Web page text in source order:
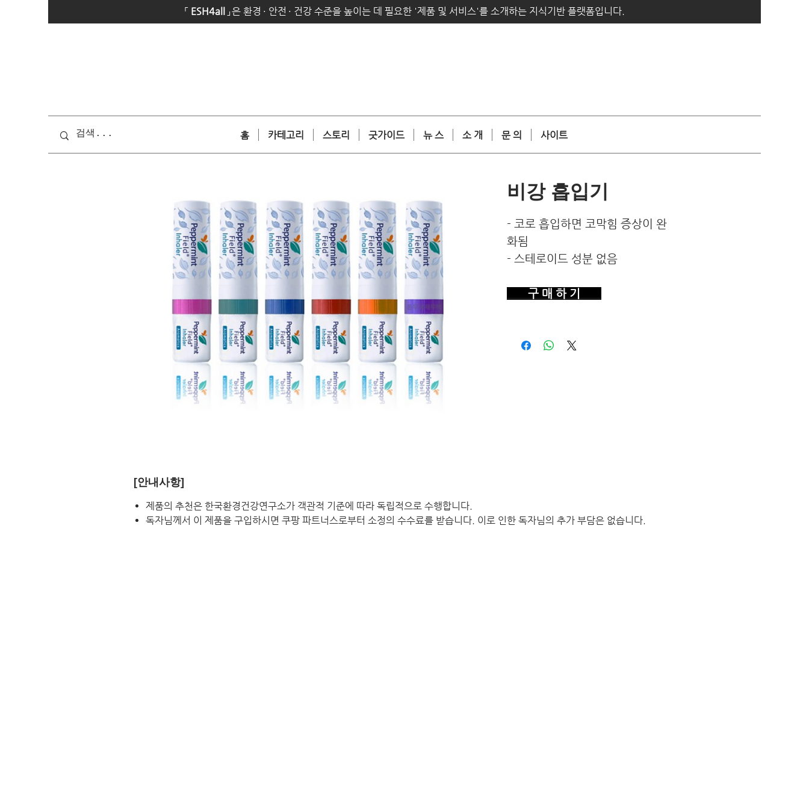
「 ESH4all 」은 환경 · 안전 · 건강 수준을 높이는 데 필요한 '제품 및 서비스'를 소개하는 지식기반 플랫폼입니다.
홈 카테고리 스토리 굿가이드 뉴 스 소 개 문 의 사이트
비강 흡입기
- 코로 흡입하면 코막힘 증상이 완
화됨
- 스테로이드 성분 없음
구 매 하 기
[안내사항]
제품의 추천은 한국환경건강연구소가 객관적 기준에 따라 독립적으로 수행합니다.
독자님께서 이 제품을 구입하시면 쿠팡 파트너스로부터 소정의 수수료를 받습니다. 이로 인한 독자님의 추가 부담은 없습니다.